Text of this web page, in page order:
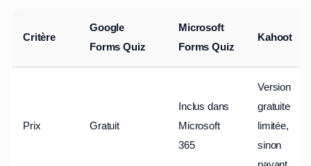
Critère
Google
Forms Quiz
Microsoft
Forms Quiz
Kahoot
Prix Gratuit
Inclus dans
Microsoft
365
Version
gratuite
limitée,
sinon